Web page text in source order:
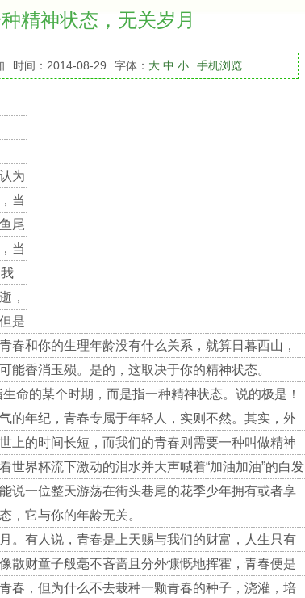
精神状态，无关岁月
时间：2014-08-29 字体： 大 中 小 手机浏览
为
当
尾
当
，
是
春和你的生理年龄没有什么关系，就算日暮西山，
能香消玉殒。是的，这取决于你的精神状态。
命的某个时期，而是指一种精神状态。说的极是！
的年纪，青春专属于年轻人，实则不然。其实，外
上的时间长短，而我们的青春则需要一种叫做精神
世界杯流下激动的泪水并大声喊着“加油加油”的白发
说一位整天游荡在街头巷尾的花季少年拥有或者享
，它与你的年龄无关。
有人说，青春是上天赐与我们的财富，人生只有
散财童子般毫不吝啬且分外慷慨地挥霍，青春便是
春，但为什么不去栽种一颗青春的种子，浇灌，培